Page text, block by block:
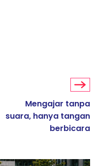
Mengajar tanpa
suara, hanya tangan
berbicara